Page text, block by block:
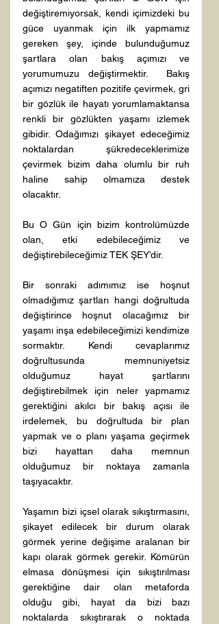
değiştiremiyorsak, kendi içimizdeki bu
güce uyanmak için ilk yapmamız
gereken şey, içinde bulunduğumuz
şartlara olan bakış açımızı ve
yorumumuzu değiştirmektir.  Bakış
açımızı negatiften pozitife çevirmek, gri
bir gözlük ile hayatı yorumlamaktansa
renkli bir gözlükten yaşamı izlemek
gibidir. Odağımızı şikayet edeceğimiz
noktalardan şükredeceklerimize
çevirmek bizim daha olumlu bir ruh
haline sahip olmamıza destek
olacaktır.
Bu O Gün için bizim kontrolümüzde
olan, etki edebileceğimiz ve
değiştirebileceğimiz TEK ŞEY’dir.
Bir sonraki adımımız ise hoşnut
olmadığımız şartları hangi doğrultuda
değiştirince hoşnut olacağımız bir
yaşamı inşa edebileceğimizi kendimize
sormaktır. Kendi cevaplarımız
doğrultusunda memnuniyetsiz
olduğumuz hayat şartlarını
değiştirebilmek için neler yapmamız
gerektiğini akılcı bir bakış açısı ile
irdelemek, bu doğrultuda bir plan
yapmak ve o planı yaşama geçirmek
bizi hayattan daha memnun
olduğumuz bir noktaya zamanla
taşıyacaktır.
Yaşamın bizi içsel olarak sıkıştırmasını,
şikayet edilecek bir durum olarak
görmek yerine değişime aralanan bir
kapı olarak görmek gerekir. Kömürün
elmasa dönüşmesi için sıkıştırılması
gerektiğine dair olan metaforda
olduğu gibi, hayat da bizi bazı
noktalarda sıkıştırarak o noktada